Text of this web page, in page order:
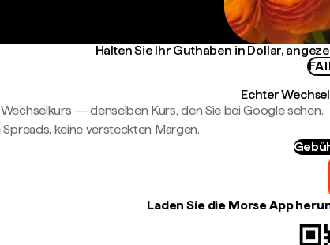
Halten Sie Ihr Guthaben in Dollar,
Echter
— denselben Kurs, den Sie bei Google sehen.
Spreads, keine versteckten Margen.
Laden Sie die Morse App